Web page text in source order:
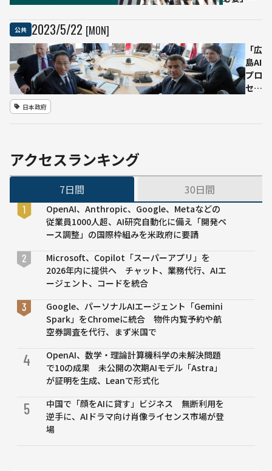
な“超知
能”の規制
を求める
声明
公共 2023/5/22 [MON]
「広
島AI
プロ
セ
ット
の国
日本政府
アクセスランキング
7日間 30日間
OpenAI、Anthropic、Google、Metaなどの
従業員1000人超、AI研究自動化に備え「開発ペ
ース調整」の国際枠組みを米政府に要請
Microsoft、Copilot「スーパーアプリ」を
2026年内に提供へ チャット、業務代行、AIエ
ージェント、コードを統合
Google、パーソナルAIエージェント「Gemini
Spark」をChromeに統合 物件内覧予約や航
空券調査を代行、まず米国で
4
OpenAI、数学・理論計算機科学の未解決問題
で10の成果 未公開の次期AIモデル「Astra」
が証明を生成、Leanで形式化
5
中国で「顔をAIに貸す」ビジネス 無断利用を
逆手に、AIドラマ向け肖像ライセンス市場が登
場